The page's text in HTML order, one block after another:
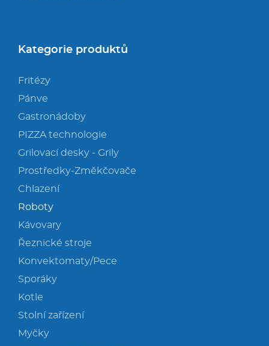
Kategorie produktů
Fritézy
Pánve
Gastronádoby
PIZZA technologie
Grilovací desky - Grily
Prostředky-Změkčovače
Chlazení
Roboty
Kávovary
Řeznické stroje
Konvektomaty/Pece
Sporáky
Kotle
Stolní zařízení
Myčky